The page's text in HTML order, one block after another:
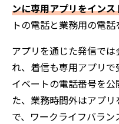
ンに専用アプリをインス
トの電話と業務用の電話
アプリを通じた発信で
れ、着信も専用アプリ
イベートの電話番号を
た、業務時間外はアプ
で、ワークライフバラン